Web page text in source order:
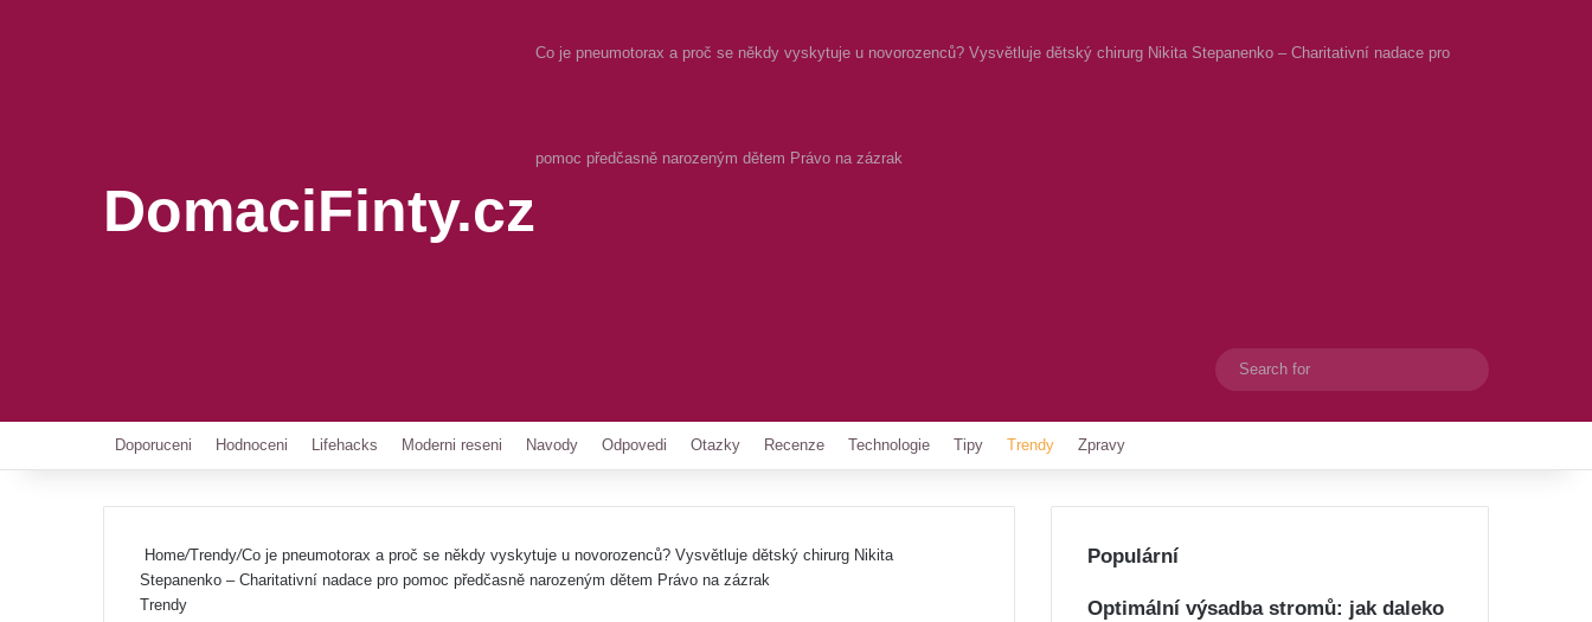
DomaciFinty.cz
Co je pneumotorax a proč se někdy vyskytuje u novorozenců? Vysvětluje dětský chirurg Nikita Stepanenko – Charitativní nadace pro
pomoc předčasně narozeným dětem Právo na zázrak
Switch skin
Doporuceni Hodnoceni Lifehacks Moderni reseni Navody Odpovedi Otazky Recenze Technologie Tipy Trendy Zpravy
Home/Trendy/Co je pneumotorax a proč se někdy vyskytuje u novorozenců? Vysvětluje dětský chirurg Nikita
Stepanenko – Charitativní nadace pro pomoc předčasně narozeným dětem Právo na zázrak
Trendy
Populární
Optimální výsadba stromů: jak daleko